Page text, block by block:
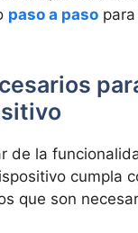
paso a paso
de la
cumpla
que son